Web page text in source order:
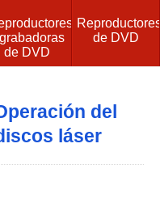
de DVD
de DVD
del
láser